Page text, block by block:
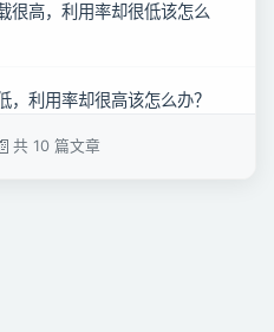
很高，利用率却很低该怎么
，利用率却很高该怎么办？
共 10 篇文章